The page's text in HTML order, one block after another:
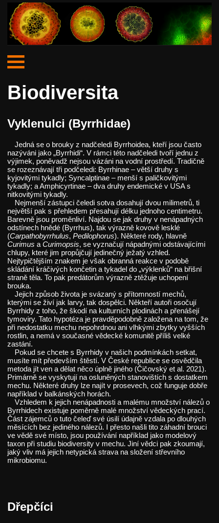
Biodiversita
Vyklenulci (Byrrhidae)
Jedná se o brouky z nadčeledi Byrrhoidea, kteří jsou často
nazýváni jako „Byrrhidi“. V rámci této nadčeledi tvoří jednu z
výjimek, poněvadž nejsou vázáni na vodní prostředí. Tradičně
se rozeznávají tři podčeledi: Byrrhinae – větší druhy s
kyjovitými tykadly; Syncalptinae – menší s paličkovitými
tykadly; a Amphicyrtinae – dva druhy endemické v USA s
nitkovitými tykadly.
Nejmenší zástupci čeledi sotva dosahují dvou milimetrů, ti
největší pak s přehledem přesahují délku jednoho centimetru.
Barevně jsou proměnliví. Najdou se jak druhy v nenápadných
odstínech hnědé (Byrrhus), tak výrazně kovově lesklé
(Carpathobyrrhulus, Pedilophorus). Některé rody, hlavně
Curimus a Curimopsis, se vyznačují nápadnými odstávajícími
chlupy, které jim propůjčují jedinečný ježatý vzhled.
Nejtypičtějším znakem je však obranná reakce v podobě
skládání kráčivých končetin a tykadel do „výklenků“ na břišní
straně těla. To pak predátorům výrazně ztěžuje uchopení
brouka.
Jejich způsob života je svázaný s přítomností mechů,
kterými se živí jak larvy, tak dospělci. Někteří autoři osočují
Byrrhidy z toho, že škodí na kulturních plodinách a přenášejí
tymoviry. Tato hypotéza je pravděpodobně založena na tom, že
při nedostatku mechu nepohrdnou ani vlhkými zbytky vyšších
rostlin, a nemá v současné vědecké komunitě příliš velké
zastání.
Pokud se chcete s Byrrhidy v našich podmínkách setkat,
musíte mít především štěstí. V České republice se osvědčila
metoda jít ven a dělat něco úplně jiného (Čičovský et al. 2021).
Primárně se vyskytují na osluněných stanovištích s dostatkem
mechu. Některé druhy lze najít v prosevech, což funguje dobře
například v balkánských horách.
Vzhledem k jejich nenápadnosti a malému množství nálezů o
Byrrhidech existuje poměrně malé množství vědeckých prací.
Část zájemců o tuto čeleď své úsilí údajně vzdala po dlouhých
měsících bez jediného nálezů. I přesto našli tito záhadní brouci
ve vědě své místo, jsou používání například jako modelový
taxon při studiu biodiversity v mechu. Jiní vědci pak zkoumají,
jaký vliv má jejich netypická strava na složení střevního
mikrobiomu.
Dřepčíci